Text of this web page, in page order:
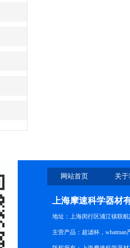
网站首页 关
上海摩速科学器材
地址：上海闵行区浦江镇联航
主营产品：超滤杯，